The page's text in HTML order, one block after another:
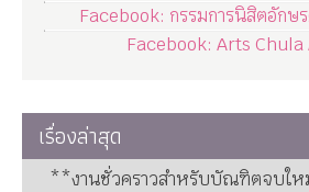
Facebook: กรรมการนิสิตอักษ
Facebook: Arts Chula
เรื่องล่าสุด
**งานชั่วคราวสำหรับบัณฑิตจบใ